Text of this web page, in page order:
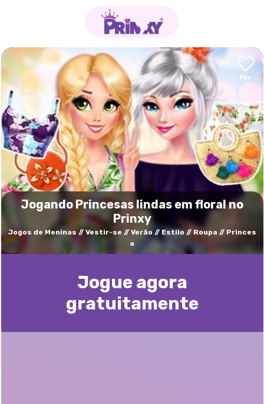
Jogando Princesas lindas em floral no
Prinxy
Jogos de Meninas Vestir-se Verão Estilo Roupa
Princes
a
Jogue agora
gratuitamente